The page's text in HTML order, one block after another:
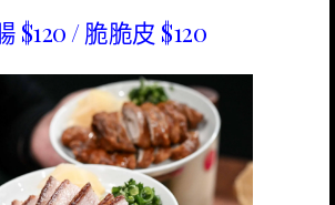
$120 / 脆脆皮 $120